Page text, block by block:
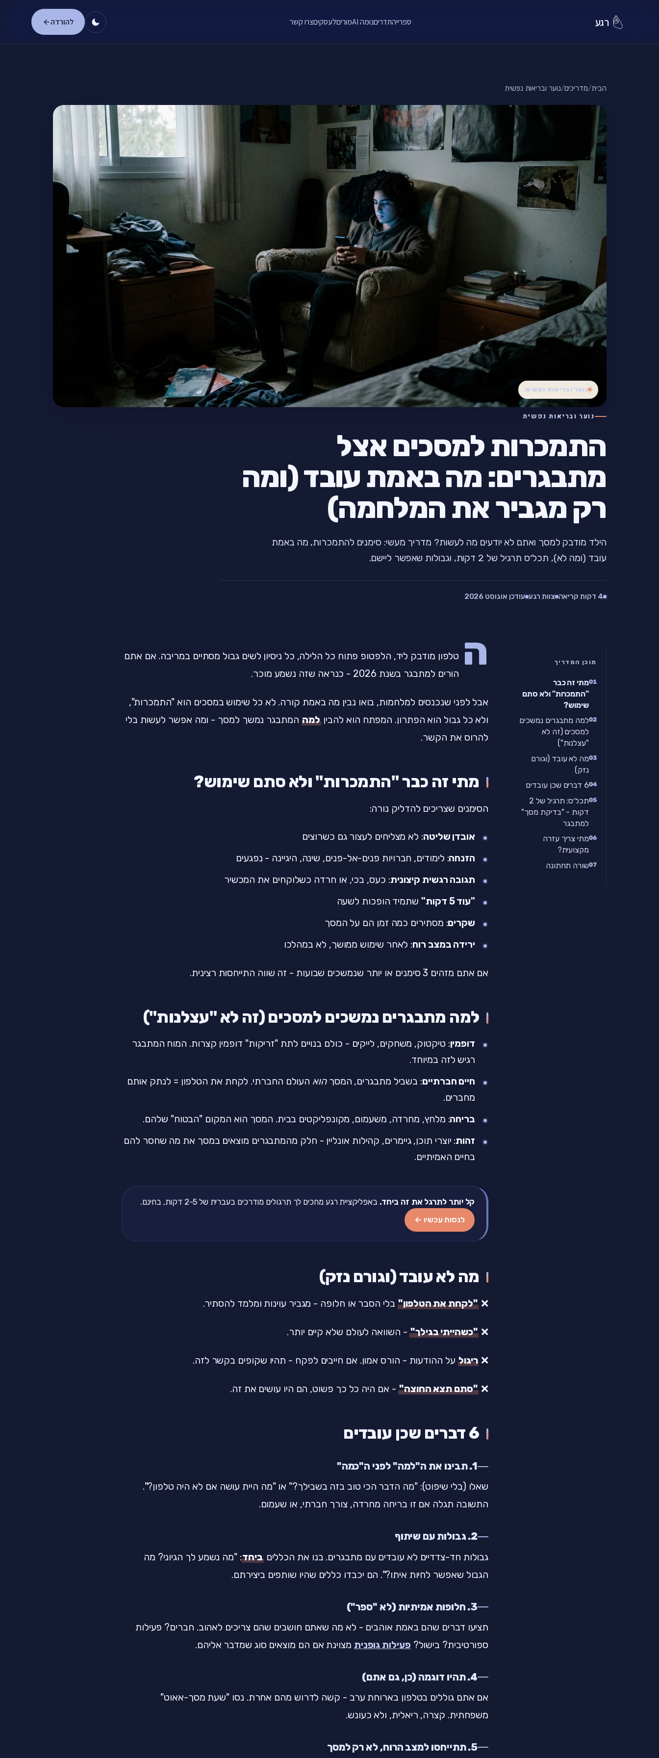
רגע ספרייהתדריםנומה AI מוריםלעסקיםצרו קשר להורדה
הבית/מדריכים/נוער ובריאות נפשית
נוער ובריאות נפשית
התמכרות למסכים אצל
מתבגרים: מה באמת עובד (ומה
רק מגביר את המלחמה)
הילד מודבק למסך ואתם לא יודעים מה לעשות? מדריך מעשי: סימנים להתמכרות, מה באמת
עובד (ומה לא), תכל׳ס תרגיל של 2 דקות, וגבולות שאפשר ליישם.
4 דקות קריאה צוות רגע עודכן אוגוסט 2026
נוער ובריאות נפשית
תוכן המדריך
מתי זה כבר
"התמכרות" ולא סתם
שימוש?
למה מתבגרים נמשכים
למסכים (זה לא
"עצלנות")
מה לא עובד (וגורם
נזק)
6 דברים שכן עובדים
תכל׳ס: תרגיל של 2
דקות - "בדיקת מסך"
למתבגר
מתי צריך עזרה
מקצועית?
שורה תחתונה
ה טלפון מודבק ליד, הלפטופ פתוח כל הלילה, כל ניסיון לשים גבול מסתיים במריבה. אם אתם
הורים למתבגר בשנת 2026 - כנראה שזה נשמע מוכר.
אבל לפני שנכנסים למלחמות, בואו נבין מה באמת קורה. לא כל שימוש במסכים הוא "התמכרות",
ולא כל גבול הוא הפתרון. המפתח הוא להביןלמה המתבגר נמשך למסך - ומה אפשר לעשות בלי
להרוס את הקשר.
מתי זה כבר "התמכרות" ולא סתם שימוש?
הסימנים שצריכים להדליק נורה:
אובדן שליטה: לא מצליחים לעצור גם כשרוצים
הזנחה: לימודים, חברויות פנים-אל-פנים, שינה, היגיינה - נפגעים
תגובה רגשית קיצונית: כעס, בכי, או חרדה כשלוקחים את המכשיר
"עוד 5 דקות"
שתמיד הופכות לשעה
שקרים: מסתירים כמה זמן הם על המסך
ירידה במצב רוח: לאחר שימוש ממושך, לא במהלכו
אם אתם מזהים 3 סימנים או יותר שנמשכים שבועות - זה שווה התייחסות רצינית.
למה מתבגרים נמשכים למסכים (זה לא "עצלנות")
דופמין: טיקטוק, משחקים, לייקים - כולם בנויים לתת "זריקות" דופמין קצרות. המוח המתבגר
רגיש לזה במיוחד.
חיים חברתיים: בשביל מתבגרים, המסךהוא העולם החברתי. לקחת את הטלפון = לנתק אותם
מחברים.
בריחה: מלחץ, מחרדה, משעמום, מקונפליקטים בבית. המסך הוא המקום "הבטוח" שלהם.
זהות: יוצרי תוכן, גיימרים, קהילות אונליין - חלק מהמתבגרים מוצאים במסך את מה שחסר להם
בחיים האמיתיים.
קל יותר לתרגל את זה ביחד. באפליקציית רגע מחכים לך תרגולים מודרכים בעברית של 2-5 דקות, בחינם.
לנסות עכשיו ←
מה לא עובד (וגורם נזק)
❌ "לקחת את הטלפון" בלי הסבר או חלופה - מגביר עוינות ומלמד להסתיר.
❌ "כשהייתי בגילך"- השוואה לעולם שלא קיים יותר.
❌ ריגול על ההודעות - הורס אמון. אם חייבים לפקח - תהיו שקופים בקשר לזה.
❌ "סתם תצא החוצה"- אם היה כל כך פשוט, הם היו עושים את זה.
6 דברים שכן עובדים
1. תבינו את ה"למה" לפני ה"כמה"
שאלו (בלי שיפוט): "מה הדבר הכי טוב בזה בשבילך?" או "מה היית עושה אם לא היה טלפון?".
התשובה תגלה אם זו בריחה מחרדה, צורך חברתי, או שעמום.
2. גבולות עם שיתוף
גבולות חד-צדדיים לא עובדים עם מתבגרים. בנו את הכלליםביחד: "מה נשמע לך הגיוני? מה
הגבול שאפשר לחיות איתו?". הם יכבדו כללים שהיו שותפים ביצירתם.
3. חלופות אמיתיות (לא "ספר")
תציעו דברים שהם באמת אוהבים - לא מה שאתם חושבים שהם צריכים לאהוב. חברים? פעילות
ספורטיבית? בישול? פעילות גופנית מצוינת אם הם מוצאים סוג שמדבר אליהם.
4. תהיו דוגמה (כן, גם אתם)
אם אתם גוללים בטלפון בארוחת ערב - קשה לדרוש מהם אחרת. נסו "שעת מסך-אאוט"
משפחתית. קצרה, ריאלית, ולא כעונש.
5. תתייחסו למצב הרוח, לא רק למסך